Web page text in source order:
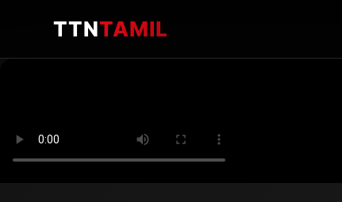
TTNTAMIL